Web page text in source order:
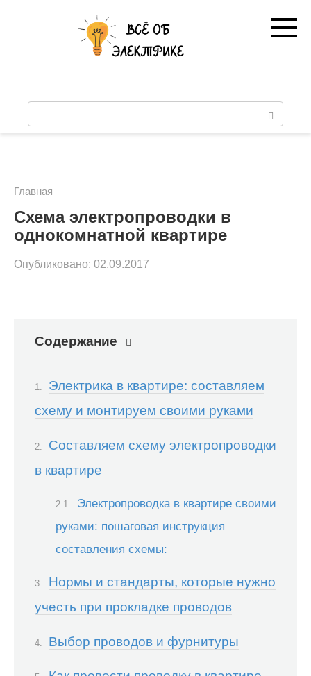
к
:
Главная
Схема электропроводки в
однокомнатной квартире
Опубликовано: 02.09.2017
Содержание
Электрика в квартире: составляем
схему и монтируем своими руками
Составляем схему электропроводки
в квартире
Электропроводка в квартире своими
руками: пошаговая инструкция
составления схемы:
Нормы и стандарты, которые нужно
учесть при прокладке проводов
Выбор проводов и фурнитуры